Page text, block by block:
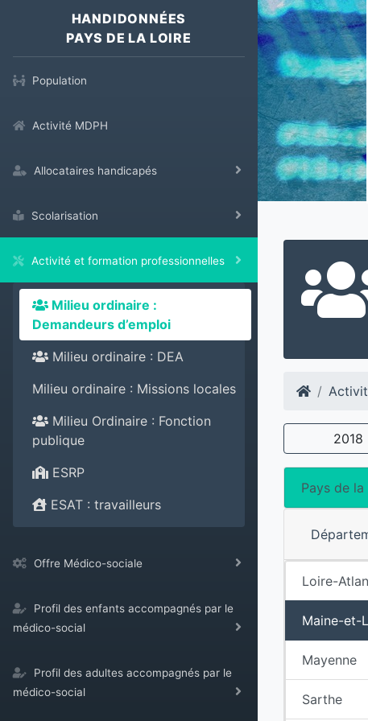
HANDIDONNÉES
PAYS DE LA LOIRE
Population
Activité MDPH
Allocataires handicapés
Scolarisation
Activité et formation professionnelles
Milieu ordinaire :
Demandeurs d’emploi
Milieu ordinaire : DEA
Milieu ordinaire : Missions locales
Milieu Ordinaire : Fonction
publique
ESRP
ESAT : travailleurs
Offre Médico-sociale
Profil des enfants accompagnés par le
médico-social
Profil des adultes accompagnés par le
médico-social
2018
Pays de
Loire-
Maine-et-
Mayenne
Sarthe